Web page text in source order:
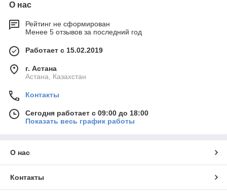
О нас
Рейтинг не сформирован
Менее 5 отзывов за последний год
Работает с 15.02.2019
г. Астана
Астана, Казахстан
Контакты
Сегодня работает с 09:00 до 18:00
Показать весь график работы
О нас
Контакты